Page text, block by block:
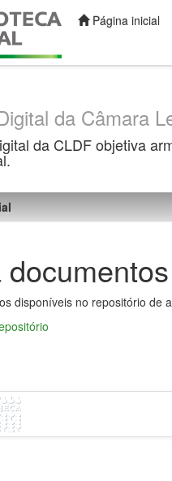
Página inicial
da Câmara
da CLDF objetiva
documentos
disponíveis no repositório de